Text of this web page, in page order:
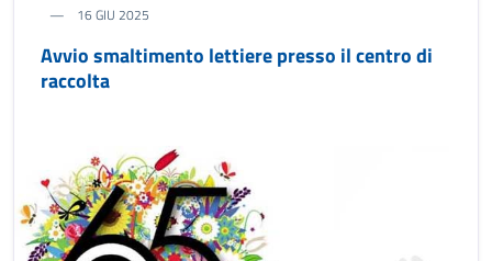
16 GIU 2025
Avvio smaltimento lettiere presso il centro di
raccolta